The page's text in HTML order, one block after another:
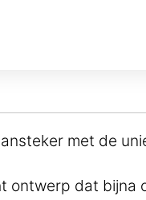
met de
ontwerp dat bijna